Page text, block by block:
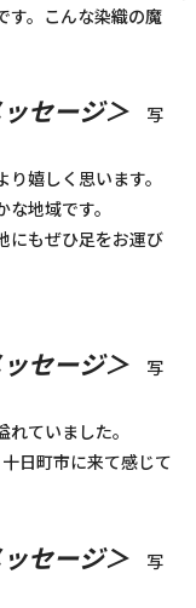
す。こんな染織の魔
セージ＞ 写
嬉しく思います。
地域です。
にもぜひ足をお運び
セージ＞ 写
ていました。
日町市に来て感じて
セージ＞ 写